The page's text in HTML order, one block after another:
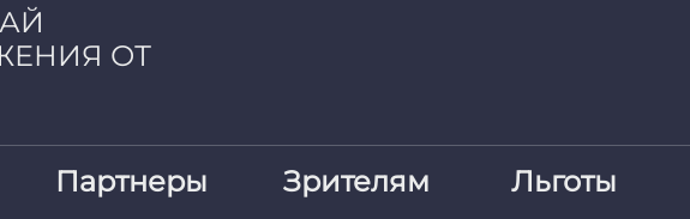
ОТ
Партнеры Зрителям Льготы